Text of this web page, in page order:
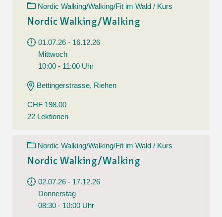
Nordic Walking/Walking/Fit im Wald / Kurs
Nordic Walking/Walking
01.07.26 - 16.12.26
Mittwoch
10:00 - 11:00 Uhr
Bettingerstrasse, Riehen
CHF 198.00
22 Lektionen
Nordic Walking/Walking/Fit im Wald / Kurs
Nordic Walking/Walking
02.07.26 - 17.12.26
Donnerstag
08:30 - 10:00 Uhr